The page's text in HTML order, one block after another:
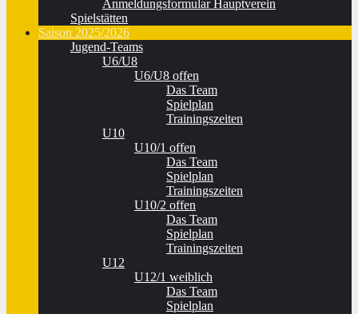
Anmeldungsformular Hauptverein
Spielstätten
Saison 2025/2026
Jugend-Teams
U6/U8
U6/U8 offen
Das Team
Spielplan
Trainingszeiten
U10
U10/1 offen
Das Team
Spielplan
Trainingszeiten
U10/2 offen
Das Team
Spielplan
Trainingszeiten
U12
U12/1 weiblich
Das Team
Spielplan